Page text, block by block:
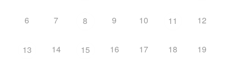
6 7 8 9 10 11 12
13 14 15 16 17 18 19